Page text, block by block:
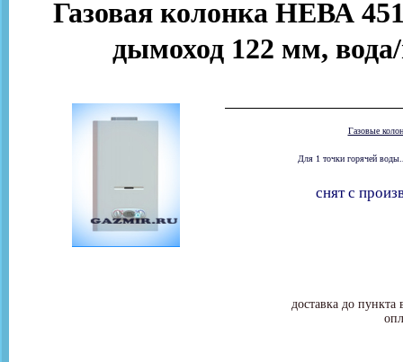
Газовая колонка НЕВА
дымоход 122 мм,
Газовые
Для 1 точки горячей
доставка до
снят с